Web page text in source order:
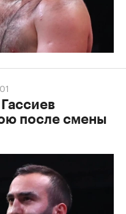
после смены